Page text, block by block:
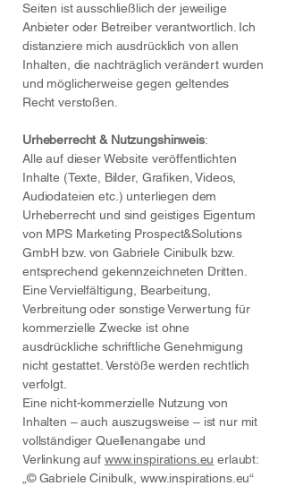
Seiten ist ausschließlich der jeweilige
Anbieter oder Betreiber verantwortlich. Ich
distanziere mich ausdrücklich von allen
Inhalten, die nachträglich verändert wurden
und möglicherweise gegen geltendes
Recht verstoßen.
Urheberrecht & Nutzungshinweis:
Alle auf dieser Website veröffentlichten
Inhalte (Texte, Bilder, Grafiken, Videos,
Audiodateien etc.) unterliegen dem
Urheberrecht und sind geistiges Eigentum
von MPS Marketing Prospect&Solutions
GmbH bzw. von Gabriele Cinibulk bzw.
entsprechend gekennzeichneten Dritten.
Eine Vervielfältigung, Bearbeitung,
Verbreitung oder sonstige Verwertung für
kommerzielle Zwecke ist ohne
ausdrückliche schriftliche Genehmigung
nicht gestattet. Verstöße werden rechtlich
verfolgt.
Eine nicht-kommerzielle Nutzung von
Inhalten – auch auszugsweise – ist nur mit
vollständiger Quellenangabe und
Verlinkung auf www.inspirations.eu erlaubt:
„© Gabriele Cinibulk, www.inspirations.eu“